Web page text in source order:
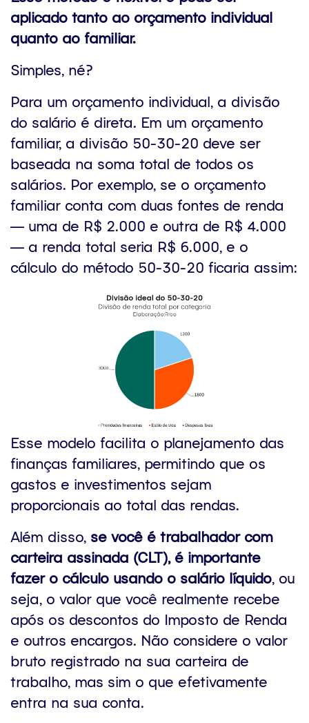
aplicado tanto ao orçamento individual
quanto ao familiar.
Simples, né?
Para um orçamento individual, a divisão
do salário é direta. Em um orçamento
familiar, a divisão 50-30-20 deve ser
baseada na soma total de todos os
salários. Por exemplo, se o orçamento
familiar conta com duas fontes de renda
— uma de R$ 2.000 e outra de R$ 4.000
— a renda total seria R$ 6.000, e o
cálculo do método 50-30-20 ficaria assim:
Esse modelo facilita o planejamento das
finanças familiares, permitindo que os
gastos e investimentos sejam
proporcionais ao total das rendas.
Além disso, se você é trabalhador com
carteira assinada (CLT), é importante
fazer o cálculo usando o salário líquido, ou
seja, o valor que você realmente recebe
após os descontos do Imposto de Renda
e outros encargos. Não considere o valor
bruto registrado na sua carteira de
trabalho, mas sim o que efetivamente
entra na sua conta.